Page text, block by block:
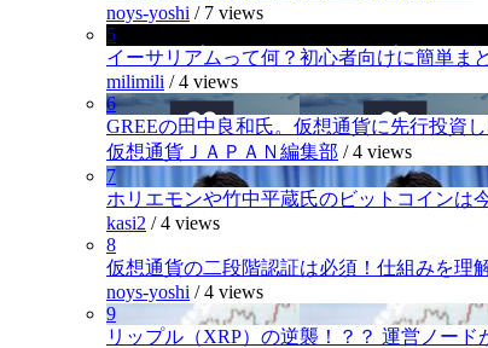
noys-yoshi / 7 views
5
イーサリアムって何？初心者向けに簡単ま
milimili /4 views
6
GREEの田中良和氏。仮想通貨に先行投資
仮想通貨ＪＡＰＡＮ編集部 /4 views
7
ホリエモンや竹中平蔵氏のビットコインは
kasi2 /4 views
8
仮想通貨の二段階認証は必須！仕組みを理
noys-yoshi /4 views
9
リップル（XRP）の逆襲！？？ 運営ノード